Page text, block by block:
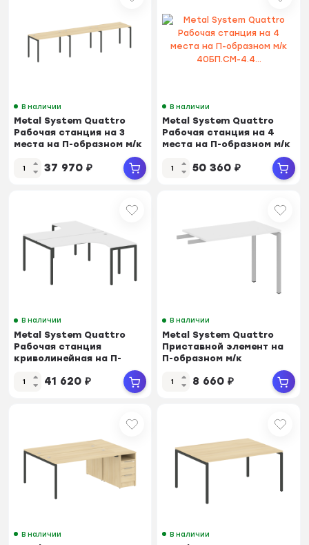
В наличии
Metal System Quattro
Рабочая станция на 3
места на П-образном м/к
37 970 ₽
В наличии
Metal System Quattro
Рабочая станция на 4
места на П-образном м/к
50 360 ₽
В наличии
Metal System Quattro
Рабочая станция
криволинейная на П-
образном м/к 40БП.РАС...
41 620 ₽
В наличии
Metal System Quattro
Приставной элемент на
П-образном м/к
40БП.ПР-3 Белый/Мет...
8 660 ₽
В наличии В наличии